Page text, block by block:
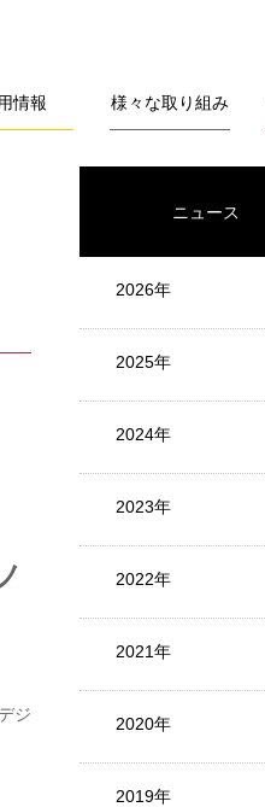
情報 様々な取り組み
ジ
ニュース
2026年
2025年
2024年
2023年
2022年
2021年
2020年
2019年